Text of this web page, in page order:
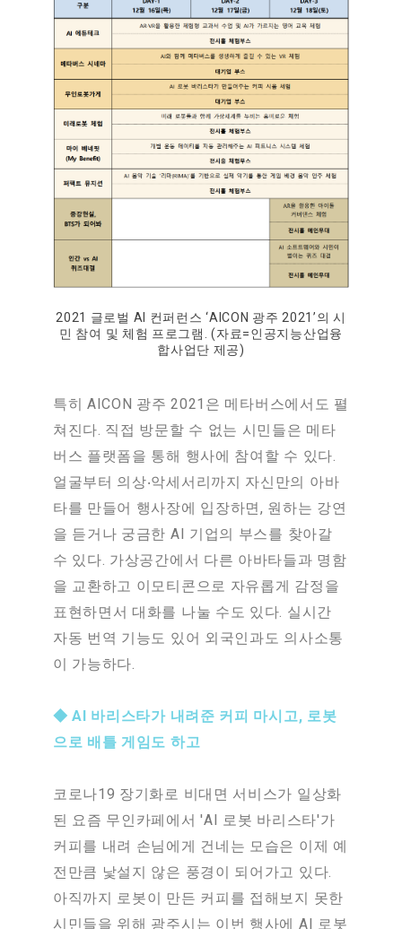
2021 글로벌 AI 컨퍼런스 ‘AICON 광주 2021’의 시
민 참여 및 체험 프로그램. (자료=인공지능산업융
합사업단 제공)
특히 AICON 광주 2021은 메타버스에서도 펼
쳐진다. 직접 방문할 수 없는 시민들은 메타
버스 플랫폼을 통해 행사에 참여할 수 있다.
얼굴부터 의상‧악세서리까지 자신만의 아바
타를 만들어 행사장에 입장하면, 원하는 강연
을 듣거나 궁금한 AI 기업의 부스를 찾아갈
수 있다. 가상공간에서 다른 아바타들과 명함
을 교환하고 이모티콘으로 자유롭게 감정을
표현하면서 대화를 나눌 수도 있다. 실시간
자동 번역 기능도 있어 외국인과도 의사소통
이 가능하다.
◆ AI 바리스타가 내려준 커피 마시고, 로봇
으로 배틀 게임도 하고
코로나19 장기화로 비대면 서비스가 일상화
된 요즘 무인카페에서 'AI 로봇 바리스타'가
커피를 내려 손님에게 건네는 모습은 이제 예
전만큼 낯설지 않은 풍경이 되어가고 있다.
아직까지 로봇이 만든 커피를 접해보지 못한
시민들을 위해 광주시는 이번 행사에 AI 로봇